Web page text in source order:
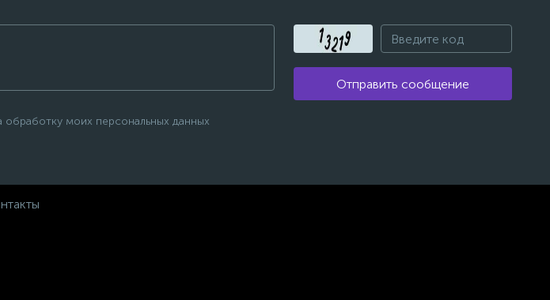
Отправить сообщение
обработку моих персональных данных